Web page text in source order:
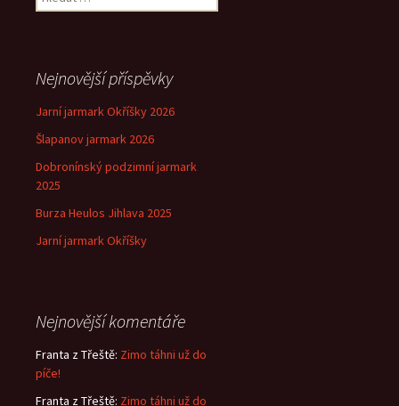
Nejnovější příspěvky
Jarní jarmark Okříšky 2026
Šlapanov jarmark 2026
Dobronínský podzimní jarmark
2025
Burza Heulos Jihlava 2025
Jarní jarmark Okříšky
Nejnovější komentáře
Franta z Třeště: Zimo táhni už do
píče!
Franta z Třeště: Zimo táhni už do